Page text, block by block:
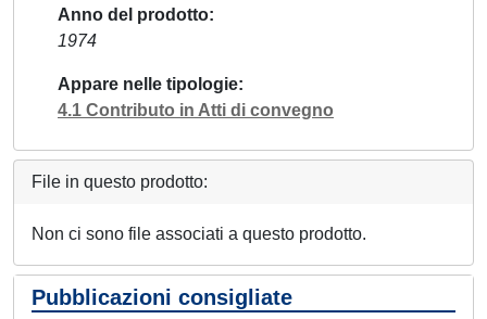
Anno del prodotto
1974
Appare nelle tipologie
4.1 Contributo in Atti di convegno
File in questo prodotto:
Non ci sono file associati a questo prodotto.
Pubblicazioni consigliate